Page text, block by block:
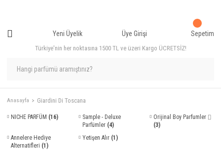
Türkiye'nin her noktasına 1500 TL ve üzeri Kargo ÜCRETSİZ!
Yeni Üyelik Üye Girişi Sepetim
Anasayfa Giardini Di Toscana
NICHE PARFÜM (16)
Sample - Deluxe
Parfümler (4)
Orijinal Boy Parfumler ⌷
(3)
Annelere Hediye
Alternatifleri (1)
Yetişen Alır (1)